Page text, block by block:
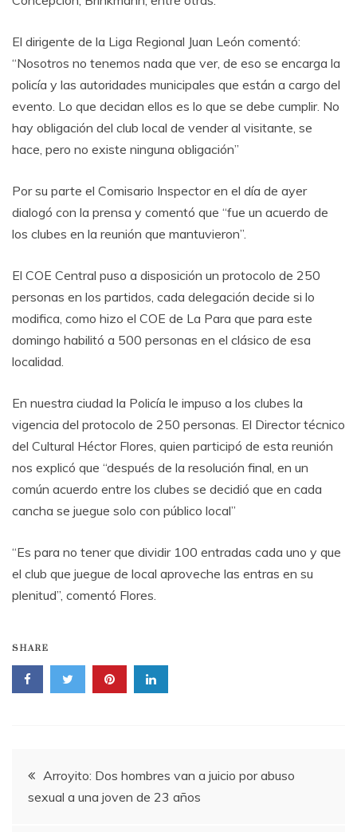
El dirigente de la Liga Regional Juan León comentó:
“Nosotros no tenemos nada que ver, de eso se encarga la
policía y las autoridades municipales que están a cargo del
evento. Lo que decidan ellos es lo que se debe cumplir. No
hay obligación del club local de vender al visitante, se
hace, pero no existe ninguna obligación”
Por su parte el Comisario Inspector en el día de ayer
dialogó con la prensa y comentó que “fue un acuerdo de
los clubes en la reunión que mantuvieron”.
El COE Central puso a disposición un protocolo de 250
personas en los partidos, cada delegación decide si lo
modifica, como hizo el COE de La Para que para este
domingo habilitó a 500 personas en el clásico de esa
localidad.
En nuestra ciudad la Policía le impuso a los clubes la
vigencia del protocolo de 250 personas. El Director técnico
del Cultural Héctor Flores, quien participó de esta reunión
nos explicó que “después de la resolución final, en un
común acuerdo entre los clubes se decidió que en cada
cancha se juegue solo con público local”
“Es para no tener que dividir 100 entradas cada uno y que
el club que juegue de local aproveche las entras en su
plenitud”, comentó Flores.
SHARE
Navegación
de
Arroyito: Dos hombres van a juicio por abuso
sexual a una joven de 23 años